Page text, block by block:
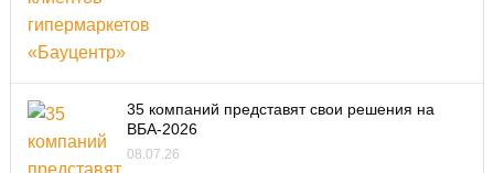
35 компаний представят свои решения на
ВБА-2026
08.07.26